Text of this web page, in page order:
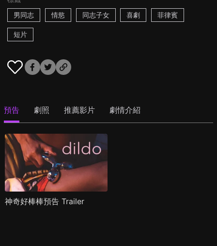
男同志
情慾 同志子女 喜劇 菲律賓
短片
預告 劇照 推薦影片 劇情介紹
神奇好棒棒預告 Trailer